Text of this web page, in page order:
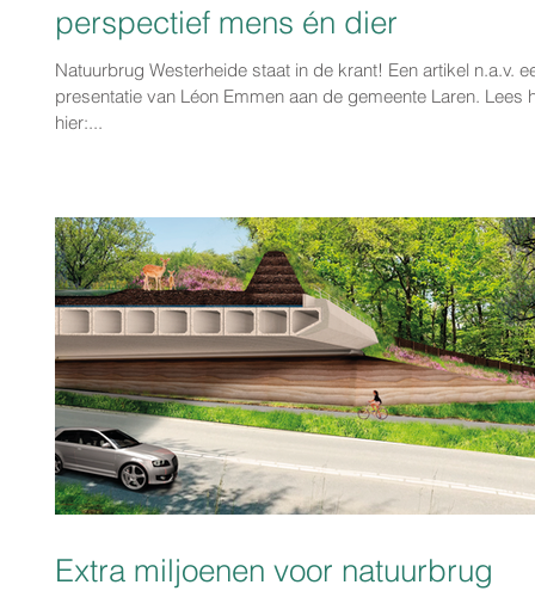
perspectief mens én dier
Natuurbrug Westerheide staat in de krant! Een artikel n.a.v.
presentatie van Léon Emmen aan de gemeente Laren. Lees
hier:...
Extra miljoenen voor natuurbrug